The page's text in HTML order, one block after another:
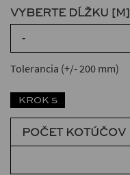
VYBERTE DĹŽKU [M]
-
Tolerancia (+/- 200 mm)
KROK 5
POČET KOTÚČOV